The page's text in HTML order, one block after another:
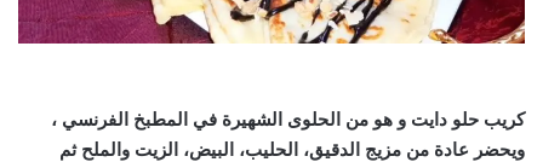
كريب حلو دايت و هو من الحلوى الشهيرة في المطبخ الفرنسي ،
ويحضر عادة من مزيج الدقيق، الحليب، البيض، الزيت والملح ثم